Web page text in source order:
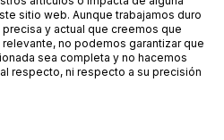
sitio web. Aunque trabajamos duro
y actual que creemos que
no podemos garantizar que
sea completa y no hacemos
respecto, ni respecto a su precisión